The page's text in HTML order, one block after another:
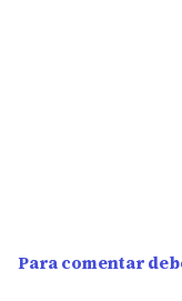
Para comentar